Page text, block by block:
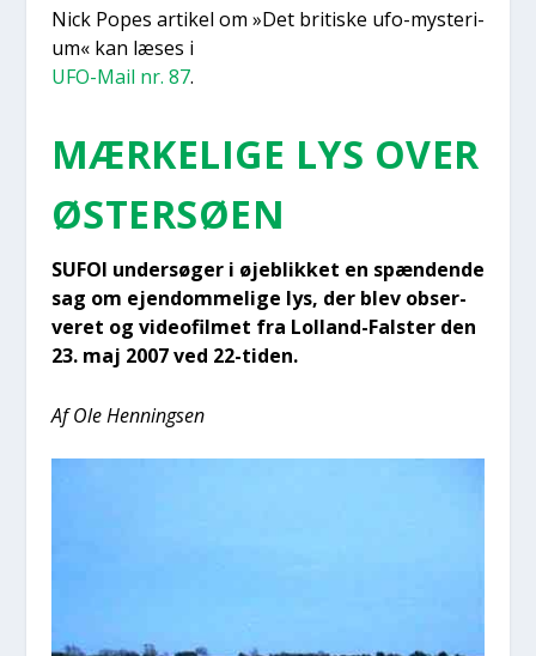
Nick Popes arti­kel om »Det bri­ti­ske ufo-myste­ri­
um« kan læses i
UFO-Mail nr. 87.
MÆR­KE­LI­GE LYS OVER
ØSTER­SØ­EN
SUFOI under­sø­ger i øje­blik­ket en spæn­den­de
sag om ejen­dom­me­li­ge lys, der blev obser­
ve­ret og video­fil­met fra Lol­land-Fal­ster den
23. maj 2007 ved 22-tiden.
Af Ole Hen­nings­en